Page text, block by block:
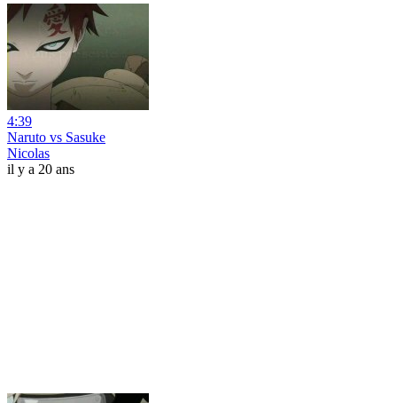
4:39
Naruto vs Sasuke
Nicolas
il y a 20 ans